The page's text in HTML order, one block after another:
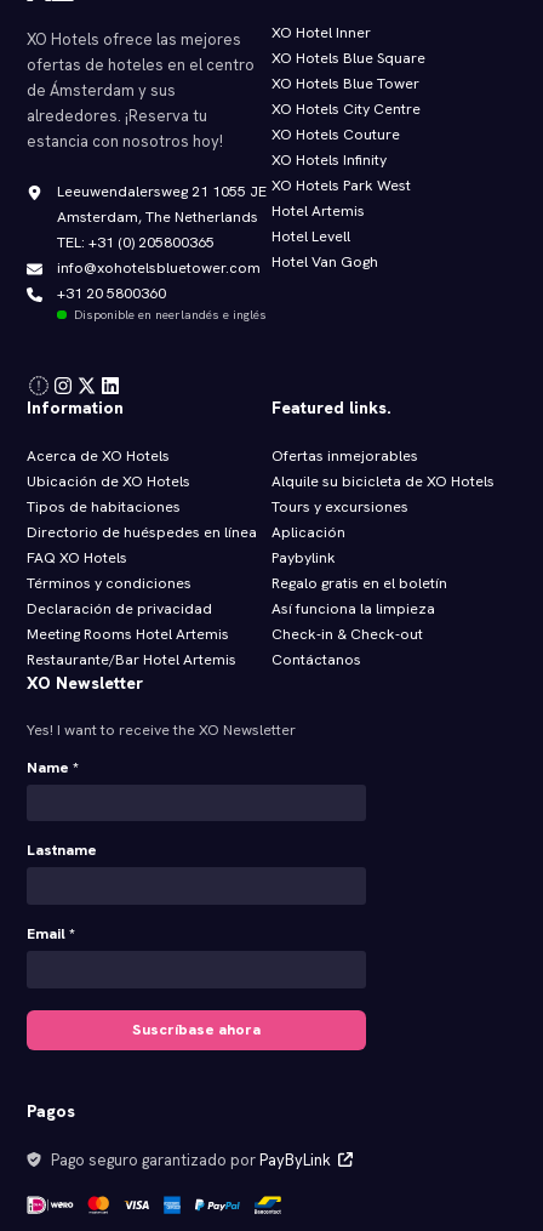
XO Hotels ofrece las mejores
ofertas de hoteles en el centro
de Ámsterdam y sus
alrededores. ¡Reserva tu
estancia con nosotros hoy!
Leeuwendalersweg 21 1055 JE
Amsterdam, The Netherlands
TEL: +31 (0) 205800365
info@xohotelsbluetower.com
+31 20 5800360
Disponible en neerlandés e inglés
XO Hotel Inner
XO Hotels Blue Square
XO Hotels Blue Tower
XO Hotels City Centre
XO Hotels Couture
XO Hotels Infinity
XO Hotels Park West
Hotel Artemis
Hotel Levell
Hotel Van Gogh
Information
Acerca de XO Hotels
Ubicación de XO Hotels
Tipos de habitaciones
Directorio de huéspedes en línea
FAQ XO Hotels
Términos y condiciones
Declaración de privacidad
Meeting Rooms Hotel Artemis
Restaurante/Bar Hotel Artemis
Featured links.
Ofertas inmejorables
Alquile su bicicleta de XO Hotels
Tours y excursiones
Aplicación
Paybylink
Regalo gratis en el boletín
Así funciona la limpieza
Check‑in & Check‑out
Contáctanos
XO Newsletter
Yes! I want to receive the XO Newsletter
Name *
Lastname
Email *
Suscríbase ahora
Pagos
Pago seguro garantizado porPayByLink